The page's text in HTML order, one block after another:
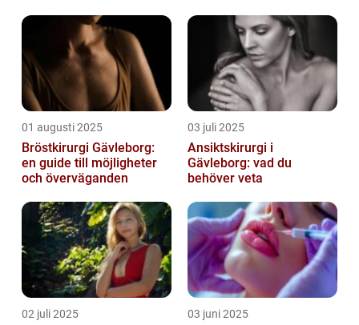
01 augusti 2025
Bröstkirurgi Gävleborg:
en guide till möjligheter
och överväganden
03 juli 2025
Ansiktskirurgi i
Gävleborg: vad du
behöver veta
02 juli 2025 03 juni 2025